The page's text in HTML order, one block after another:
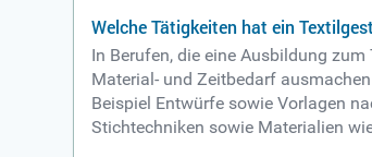
Welche Tätigkeiten hat ein
In Berufen, die eine Ausbildung
Material- und Zeitbedarf
Beispiel Entwürfe sowie Vorlagen
Stichtechniken sowie Materialien